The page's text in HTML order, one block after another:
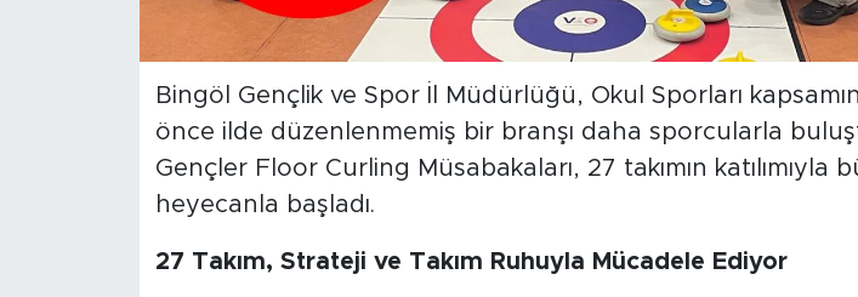
Bingöl Gençlik ve Spor İl Müdürlüğü, Okul Sporları
önce ilde düzenlenmemiş bir branşı daha sporcularla
Gençler Floor Curling Müsabakaları, 27 takımın katılımıyla
heyecanla başladı.
27 Takım, Strateji ve Takım Ruhuyla Mücadele Ediyor
Bingöl Kaza Haberleri